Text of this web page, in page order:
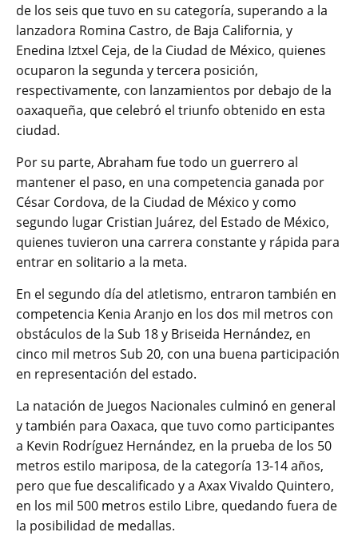
de los seis que tuvo en su categoría, superando a la
lanzadora Romina Castro, de Baja California, y
Enedina Iztxel Ceja, de la Ciudad de México, quienes
ocuparon la segunda y tercera posición,
respectivamente, con lanzamientos por debajo de la
oaxaqueña, que celebró el triunfo obtenido en esta
ciudad.
Por su parte, Abraham fue todo un guerrero al
mantener el paso, en una competencia ganada por
César Cordova, de la Ciudad de México y como
segundo lugar Cristian Juárez, del Estado de México,
quienes tuvieron una carrera constante y rápida para
entrar en solitario a la meta.
En el segundo día del atletismo, entraron también en
competencia Kenia Aranjo en los dos mil metros con
obstáculos de la Sub 18 y Briseida Hernández, en
cinco mil metros Sub 20, con una buena participación
en representación del estado.
La natación de Juegos Nacionales culminó en general
y también para Oaxaca, que tuvo como participantes
a Kevin Rodríguez Hernández, en la prueba de los 50
metros estilo mariposa, de la categoría 13-14 años,
pero que fue descalificado y a Axax Vivaldo Quintero,
en los mil 500 metros estilo Libre, quedando fuera de
la posibilidad de medallas.